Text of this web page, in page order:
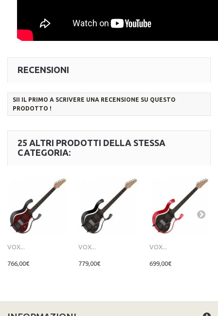
RECENSIONI
SII IL PRIMO A SCRIVERE UNA RECENSIONE SU QUESTO
PRODOTTO !
25 ALTRI PRODOTTI DELLA STESSA
CATEGORIA:
VOX...
766,00€
VOX...
779,00€
VOX...
699,00€